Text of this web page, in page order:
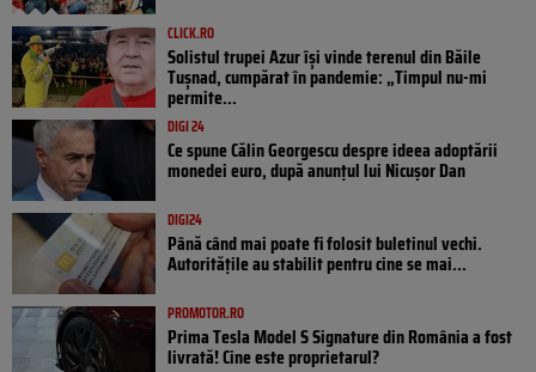
CLICK.RO
Solistul trupei Azur își vinde terenul din Băile
Tușnad, cumpărat în pandemie: „Timpul nu-mi
permite...
DIGI 24
Ce spune Călin Georgescu despre ideea adoptării
monedei euro, după anunțul lui Nicușor Dan
DIGI24
Până când mai poate fi folosit buletinul vechi.
Autoritățile au stabilit pentru cine se mai...
PROMOTOR.RO
Prima Tesla Model S Signature din România a fost
livrată! Cine este proprietarul?